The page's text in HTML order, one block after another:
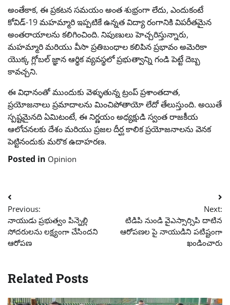
అంతేకాక, ఈ ప్రకటన సమయం అంత శుభ్రంగా లేదు, ఎందుకంటే
కోవిడ్-19 మహమ్మారి ఇప్పటికే ఉన్నత విద్యా రంగానికి విపరీతమైన
అంతరాయాలను కలిగించింది. నిపుణులు హెచ్చరిస్తున్నారు,
మహమ్మారి మరియు వీసా ప్రతిబంధాల కలిపిన ప్రభావం అమెరికా
యొక్క గ్లోబల్ జ్ఞాన ఆర్థిక వ్యవస్థలో ప్రభుత్వాన్ని గండి పెట్టే దెబ్బ
కావచ్చని.
ఈ విధానంతో ముందుకు వెళ్ళుతున్న ట్రంప్ ప్రశాంతదాత,
ప్రయోజనాలు ప్రమాదాలను మించిపోతాయో లేదో తేలుస్తుంది. అయితే
స్పష్టమైనది ఏమిటంటే, ఈ నిర్ణయం అధ్యక్షుడి స్వంత రాజకీయ
ఆలోచనలకు దేశం మరియు ప్రజల దీర్ఘ కాలిక ప్రయోజనాలను వెనక
పెట్టినందుకు మరొక ఉదాహరణ.
Posted in Opinion
Post
navigation
Previous:
నాయుడు ప్రభుత్వం పిన్నెల్లి
సోదరులను లక్ష్యంగా చేసిందని
ఆరోపణ
Next:
టిడిపి నుండి వైఎస్సార్సిపి దాటిన
ఆరోపణల పై నాయుడిని పటిష్టంగా
ఖండించారు
Related Posts